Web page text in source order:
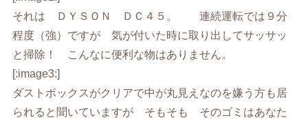
それは ＤＹＳＯＮ ＤＣ４５。 連続運転では９分
程度（強）ですが 気が付いた時に取り出してサッサッ
と掃除！ こんなに便利な物はありません。
[:image3:]
ダストボックスがクリアで中が丸見えなのを嫌う方も居
られると聞いていますが そもそも そのゴミはあなた